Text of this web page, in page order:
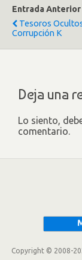
Entrada Anterior
Tesoros
Corrupción K
Deja una
Lo siento,
comentario.
Copyright © 2008-